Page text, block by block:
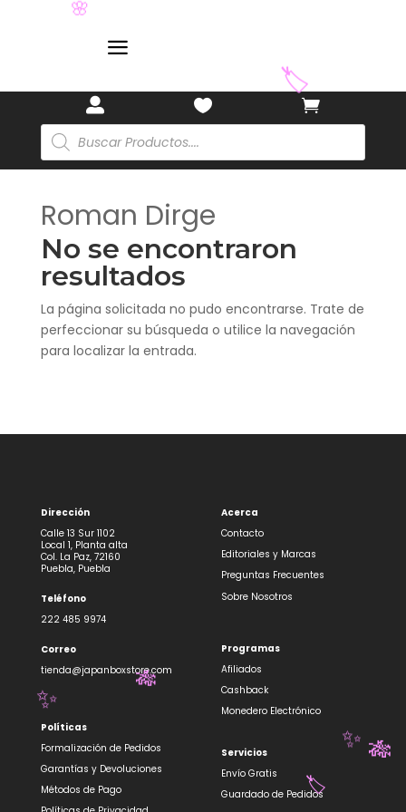
a
 

Búsqueda
de
productos
Roman Dirge
No se encontraron
resultados
La página solicitada no pudo encontrarse. Trate de
perfeccionar su búsqueda o utilice la navegación
para localizar la entrada.
Dirección
Calle 13 Sur 1102
Local 1, Planta alta
Col. La Paz, 72160
Puebla, Puebla
Teléfono
222 485 9974
Correo
tienda@japanboxstore.com
Políticas
Formalización de Pedidos
Garantías y Devoluciones
Métodos de Pago
Acerca
Contacto
Editoriales y Marcas
Preguntas Frecuentes
Sobre Nosotros
Programas
Afiliados
Cashback
Monedero Electrónico
Servicios
Envío Gratis
Guardado de Pedidos
🎋
🏷️
✨
🎋
🌸
🏷️
✨